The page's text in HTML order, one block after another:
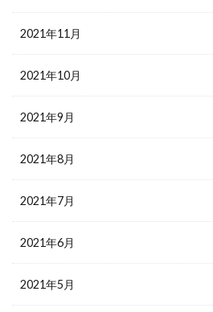
2021年11月
2021年10月
2021年9月
2021年8月
2021年7月
2021年6月
2021年5月